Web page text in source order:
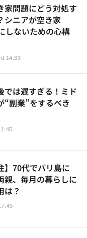
家問題にどう対処す
シニアが空き家
しないための心構
14:33
では遅すぎる！ミド
“副業”をするべき
】70代でバリ島に
親、毎月の暮らしに
は？